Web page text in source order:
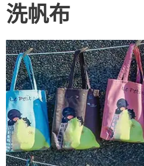
洗帆布